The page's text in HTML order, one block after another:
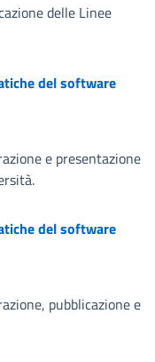
delle Linee
del software
e presentazione
del software
pubblicazione e